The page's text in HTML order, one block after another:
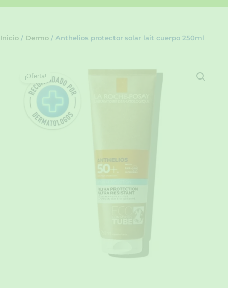
Inicio / Dermo / Anthelios protector solar lait cuerpo 250ml
¡Oferta!